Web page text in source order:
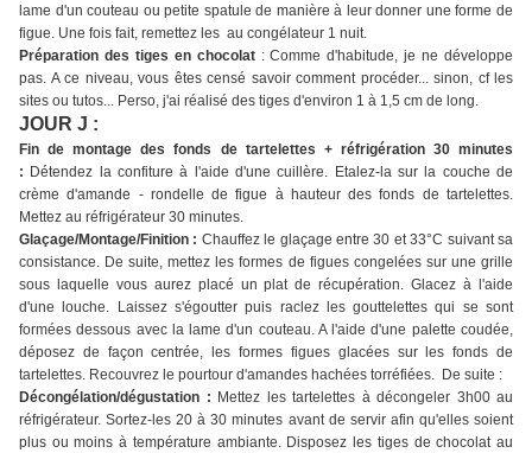
lame d'un couteau ou petite spatule de manière à leur donner une forme de
figue. Une fois fait, remettez les au congélateur 1 nuit.
Préparation des tiges en chocolat: Comme d'habitude, je ne développe
pas. A ce niveau, vous êtes censé savoir comment procéder... sinon, cf les
sites ou tutos... Perso, j'ai réalisé des tiges d'environ 1 à 1,5 cm de long.
JOUR J :
Fin de montage des fonds de tartelettes + réfrigération 30 minutes
: Détendez la confiture à l'aide d'une cuillère. Etalez-la sur la couche de
crème d'amande - rondelle de figue à hauteur des fonds de tartelettes.
Mettez au réfrigérateur 30 minutes.
Glaçage/Montage/Finition : Chauffez le glaçage entre 30 et 33°C suivant sa
consistance. De suite, mettez les formes de figues congelées sur une grille
sous laquelle vous aurez placé un plat de récupération. Glacez à l'aide
d'une louche. Laissez s'égoutter puis raclez les gouttelettes qui se sont
formées dessous avec la lame d'un couteau. A l'aide d'une palette coudée,
déposez de façon centrée, les formes figues glacées sur les fonds de
tartelettes. Recouvrez le pourtour d'amandes hachées torréfiées. De suite :
Décongélation/dégustation : Mettez les tartelettes à décongeler 3h00 au
réfrigérateur. Sortez-les 20 à 30 minutes avant de servir afin qu'elles soient
plus ou moins à température ambiante. Disposez les tiges de chocolat au